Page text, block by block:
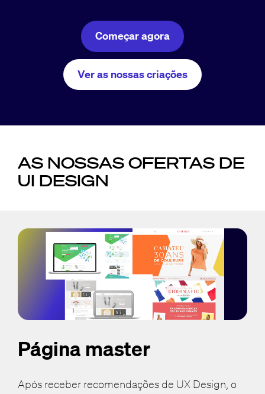
Começar agora
Ver as nossas criações
AS NOSSAS OFERTAS DE
UI DESIGN
Página master
Após receber recomendações de UX Design, o